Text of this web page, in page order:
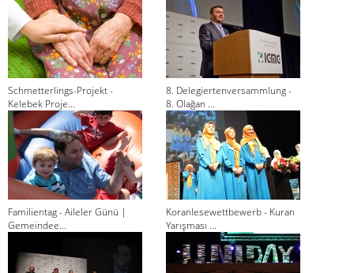
Schmetterlings-Projekt -
Kelebek Proje...
8. Delegiertenversammlung -
8. Olağan ...
Familientag - Aileler Günü |
Gemeindee...
Koranlesewettbewerb - Kuran
Yarışması ...